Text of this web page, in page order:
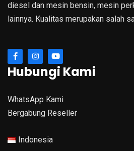
diesel dan mesin bensin, mesin
lainnya. Kualitas merupakan salah
Hubungi Kami
WhatsApp Kami
Bergabung Reseller
Indonesia